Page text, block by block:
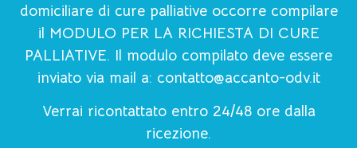
domiciliare di cure palliative occorre compilare
il MODULO PER LA RICHIESTA DI CURE
PALLIATIVE. Il modulo compilato deve essere
inviato via mail a: contatto@accanto-odv.it
Verrai ricontattato entro 24/48 ore dalla
ricezione.